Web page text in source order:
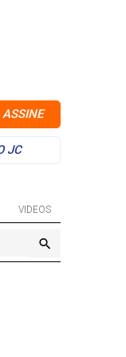
ASSINE
JC
VIDEOS